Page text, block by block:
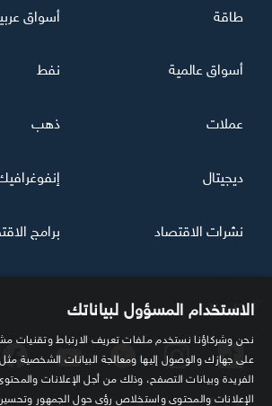
تابعنا
طاقة أسواق
أسواق عالمية نفط
عملات ذهب
ديجيتال
نشرات الاقتصاد برامج
الاستخدام المسؤول لبياناتك
نحن وشركاؤنا نستخدم ملفات تعريف الارتباط وتقنيات
الفريدة وبيانات التصفح، وذلك من أجل الإعلانات
الإعلانات والمحتوى واستخلاص رؤى حول الجمهور